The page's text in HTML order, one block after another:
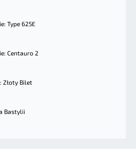
Type 625E
Centauro 2
Złoty Bilet
Bastylii